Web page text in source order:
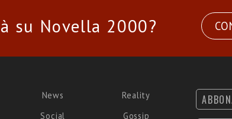
su Novella 2000?
News
Reality
Social
Gossip